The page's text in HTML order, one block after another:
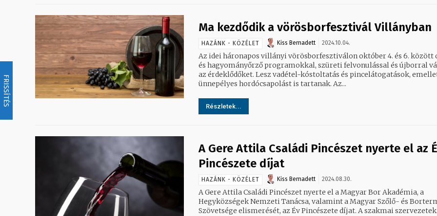
FRISSÍTÉS
Ma kezdődik a vörösborfesztivál Villányban
HAZÁNK - KÖZÉLET Kiss Bernadett 2024.10.04.
Az idei háronapos villányi vörösborfesztiválon október 4. és 6. között
és hagyományőrző programokkal, szüreti felvonulással és újborral
az érdeklődőket. Lesz vadétel-kóstoltatás és pincelátogatások,
ünnepélyes hordócsapolást is tartanak. Az...
Részletek...
A Gere Attila Családi Pincészet nyerte el az
Pincészete díjat
HAZÁNK - KÖZÉLET Kiss Bernadett 2024.08.30.
A Gere Attila Családi Pincészet nyerte el a Magyar Bor Akadémia, a
Hegyközségek Nemzeti Tanácsa, valamint a Magyar Szőlő- és
Szövetsége elismerését, az Év Pincészete díjat. A szakmai